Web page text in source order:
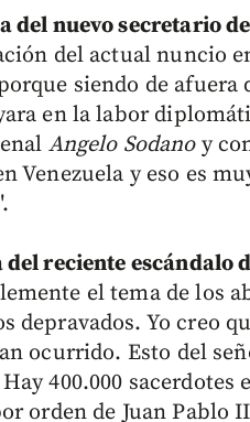
del nuevo secretario
del actual nuncio
siendo de afuera
en la labor
Angelo Sodanoy
Venezuela y eso es
del reciente escándalo
el tema de los
depravados. Yo creo
ocurrido. Esto del
400.000
orden de Juan